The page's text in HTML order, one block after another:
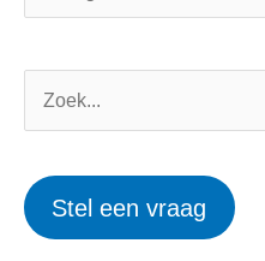
g
e
e
k
Stel een vraag
r
p